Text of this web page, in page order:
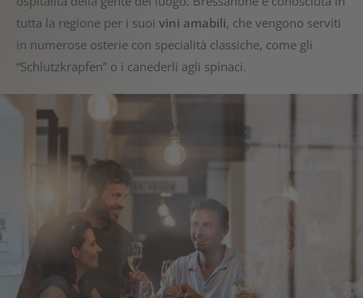
tutta la regione per i suoi vini amabili, che vengono serviti
in numerose osterie con specialità classiche, come gli
“Schlutzkrapfen” o i canederli agli spinaci.